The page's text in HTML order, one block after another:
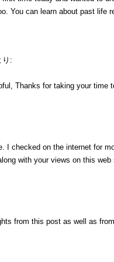
You can learn about past life
り:
Thanks for taking your time
I checked on the internet for
with your views on this web
from this post as well as